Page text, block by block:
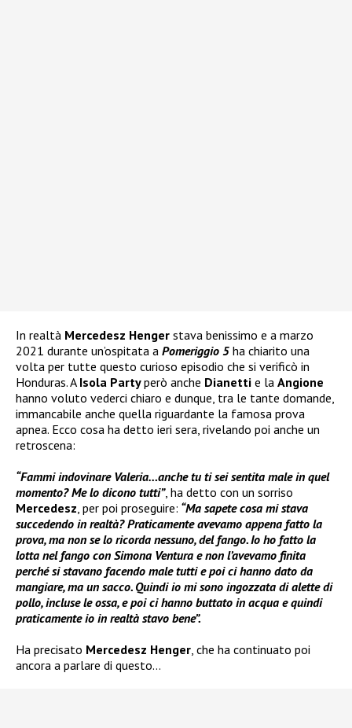
In realtà Mercedesz Henger stava benissimo e a marzo
2021 durante un’ospitata a Pomeriggio 5 ha chiarito una
volta per tutte questo curioso episodio che si verificò in
Honduras. A Isola Partyperò anche Dianetti e la Angione
hanno voluto vederci chiaro e dunque, tra le tante domande,
immancabile anche quella riguardante la famosa prova
apnea. Ecco cosa ha detto ieri sera, rivelando poi anche un
retroscena:
“Fammi indovinare Valeria…anche tu ti sei sentita male in quel
momento? Me lo dicono tutti”, ha detto con un sorriso
Mercedesz, per poi proseguire: “Ma sapete cosa mi stava
succedendo in realtà? Praticamente avevamo appena fatto la
prova, ma non se lo ricorda nessuno, del fango. Io ho fatto la
lotta nel fango con Simona Ventura e non l’avevamo finita
perché si stavano facendo male tutti e poi ci hanno dato da
mangiare, ma un sacco. Quindi io mi sono ingozzata di alette di
pollo, incluse le ossa, e poi ci hanno buttato in acqua e quindi
praticamente io in realtà stavo bene”.
Ha precisato Mercedesz Henger, che ha continuato poi
ancora a parlare di questo…